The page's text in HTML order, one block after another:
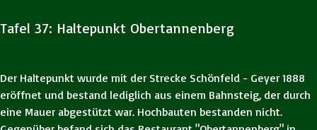
Tafel 37: Haltepunkt Obertannenberg
Der Haltepunkt wurde mit der Strecke Schönfeld - Geyer 1888
eröffnet und bestand lediglich aus einem Bahnsteig, der durch
eine Mauer abgestützt war. Hochbauten bestanden nicht.